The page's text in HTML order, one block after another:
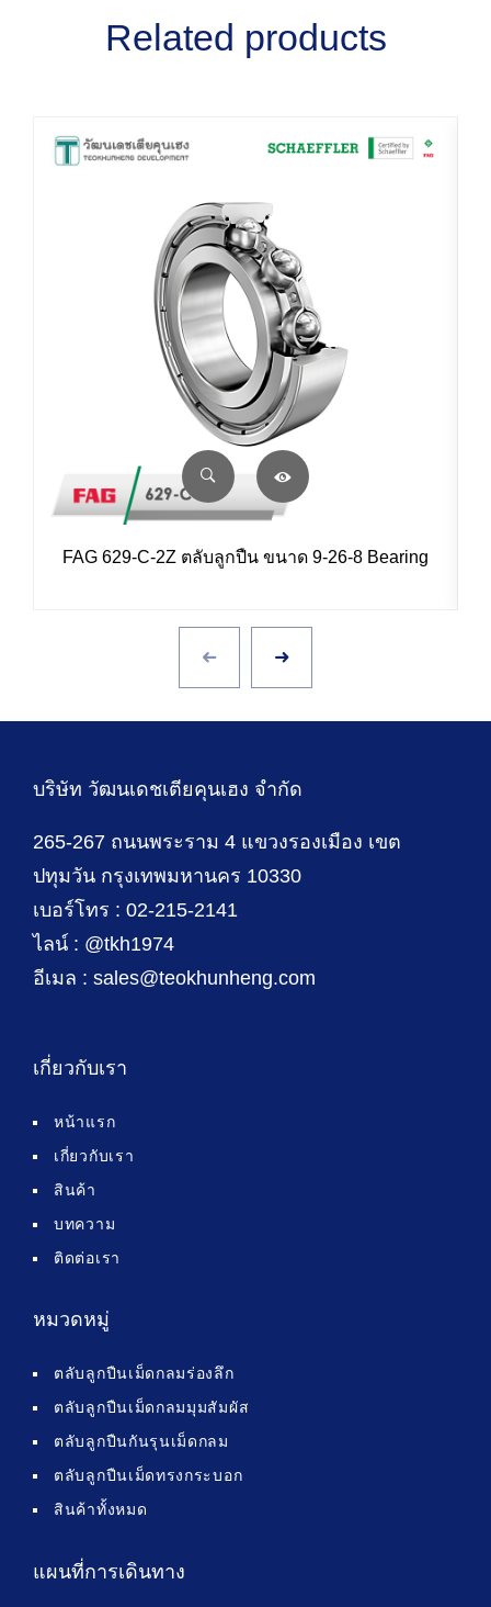
Related products
FAG 629-C-2Z ตลับลูกปืน ขนาด 9-26-8 Bearing
บริษัท วัฒนเดชเตียคุนเฮง จำกัด
265-267 ถนนพระราม 4 แขวงรองเมือง เขต
ปทุมวัน กรุงเทพมหานคร 10330
เบอร์โทร : 02-215-2141
ไลน์ : @tkh1974
อีเมล : sales@teokhunheng.com
เกี่ยวกับเรา
หน้าแรก
เกี่ยวกับเรา
สินค้า
บทความ
ติดต่อเรา
หมวดหมู่
ตลับลูกปืนเม็ดกลมร่องลึก
ตลับลูกปืนเม็ดกลมมุมสัมผัส
ตลับลูกปืนกันรุนเม็ดกลม
ตลับลูกปืนเม็ดทรงกระบอก
สินค้าทั้งหมด
แผนที่การเดินทาง